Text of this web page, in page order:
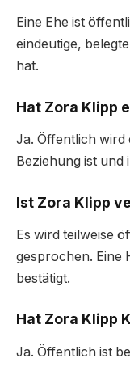
Eine Ehe ist
eindeutige,
hat.
Hat Zora Klipp
Ja. Öffentlich wird
Beziehung ist und
Ist Zora Klipp
Es wird teilweise
gesprochen. Eine
bestätigt.
Hat Zora Klipp
Ja. Öffentlich ist